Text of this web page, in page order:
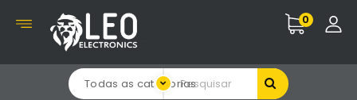
0
Todas as categorias